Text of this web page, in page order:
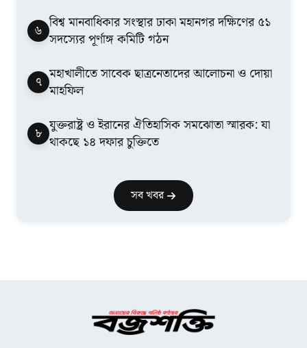
৬ বিশ্ব মানবাধিকার সংস্থার ঢাকা মহানগর দক্ষিণের ৫১
সদস্যের পূর্ণাঙ্গ কমিটি গঠন
৭ মহাখালীতে সাবেক ছাত্রনেতাদের আলোচনা ও দোয়া
মাহফিল
৮ যুক্তরাষ্ট্র ও ইরানের ঐতিহাসিক সমঝোতা স্মারক: যা
থাকছে ১৪ দফার চুক্তিতে
সব খবর